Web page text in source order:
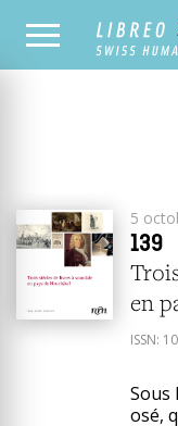
TOUS LES NUMÉROS
5
139
Trois siècles de livres à scandale
en
ISSN:
Sous
osé,